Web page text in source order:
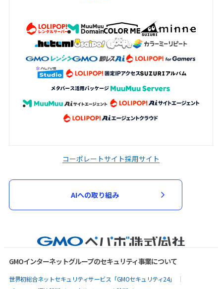
コーポレートサイト採用サイト
AIへの取り組み
GMOインターネットグループのセキュリティ事業について
世界初総合ネットセキュリティサービス「GMOセキュリティ24」